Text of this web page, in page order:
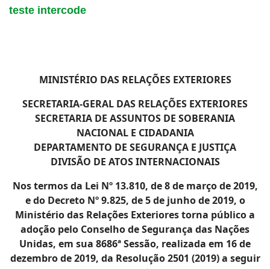
teste intercode
MINISTÉRIO DAS RELAÇÕES EXTERIORES
SECRETARIA-GERAL DAS RELAÇÕES EXTERIORES
SECRETARIA DE ASSUNTOS DE SOBERANIA
NACIONAL E CIDADANIA
DEPARTAMENTO DE SEGURANÇA E JUSTIÇA
DIVISÃO DE ATOS INTERNACIONAIS
Nos termos da Lei Nº 13.810, de 8 de março de 2019,
e do Decreto Nº 9.825, de 5 de junho de 2019, o
Ministério das Relações Exteriores torna público a
adoção pelo Conselho de Segurança das Nações
Unidas, em sua 8686ª Sessão, realizada em 16 de
dezembro de 2019, da Resolução 2501 (2019) a seguir